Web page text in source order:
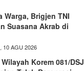
Warga, Brigjen TNI
Suasana Akrab di
10 AGU 2026
Korem 081/DSJ